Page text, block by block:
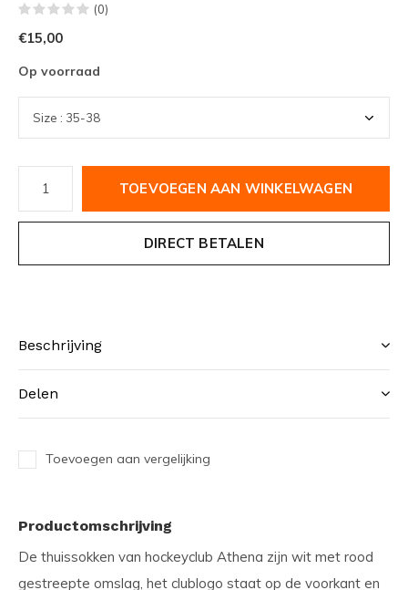
(0)
€15,00
Op voorraad
TOEVOEGEN AAN WINKELWAGEN
DIRECT BETALEN
Beschrijving
Delen
Toevoegen aan vergelijking
Productomschrijving
De thuissokken van hockeyclub Athena zijn wit met rood
gestreepte omslag, het clublogo staat op de voorkant en